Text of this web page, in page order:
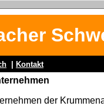
Kontakt
der